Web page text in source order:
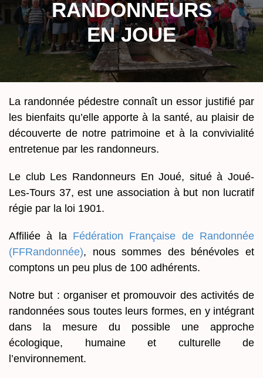
RANDONNEURS
EN JOUE
La randonnée pédestre connaît un essor justifié par
les bienfaits qu’elle apporte à la santé, au plaisir de
découverte de notre patrimoine et à la convivialité
entretenue par les randonneurs.
​Le club Les Randonneurs En Joué, situé à Joué-
Les-Tours 37, est une association à but non lucratif
régie par la loi 1901.
​Affiliée à la Fédération Française de Randonnée
(FFRandonnée), nous sommes des bénévoles et
comptons un peu plus de 100 adhérents.
​Notre but : organiser et promouvoir des activités de
randonnées sous toutes leurs formes, en y intégrant
dans la mesure du possible une approche
écologique, humaine et culturelle de
l’environnement.